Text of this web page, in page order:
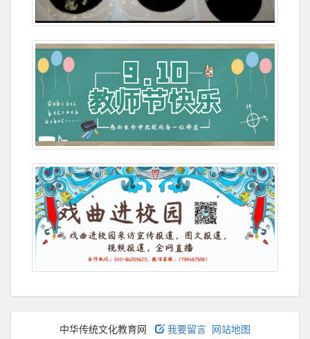
中华传统文化教育网 我要留言 网站地图